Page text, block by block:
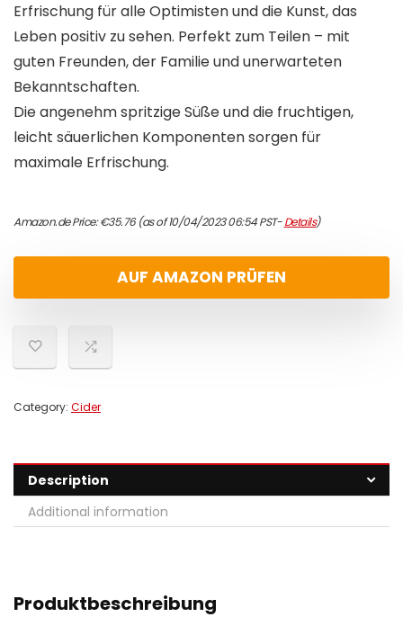
Erfrischung für alle Optimisten und die Kunst, das
Leben positiv zu sehen. Perfekt zum Teilen – mit
guten Freunden, der Familie und unerwarteten
Bekanntschaften.
Die angenehm spritzige Süße und die fruchtigen,
leicht säuerlichen Komponenten sorgen für
maximale Erfrischung.
Amazon.de Price:€35.76(as of 10/04/2023 06:54 PST-Details)
AUF AMAZON PRÜFEN
Category: Cider
Description
Additional information
Produktbeschreibung